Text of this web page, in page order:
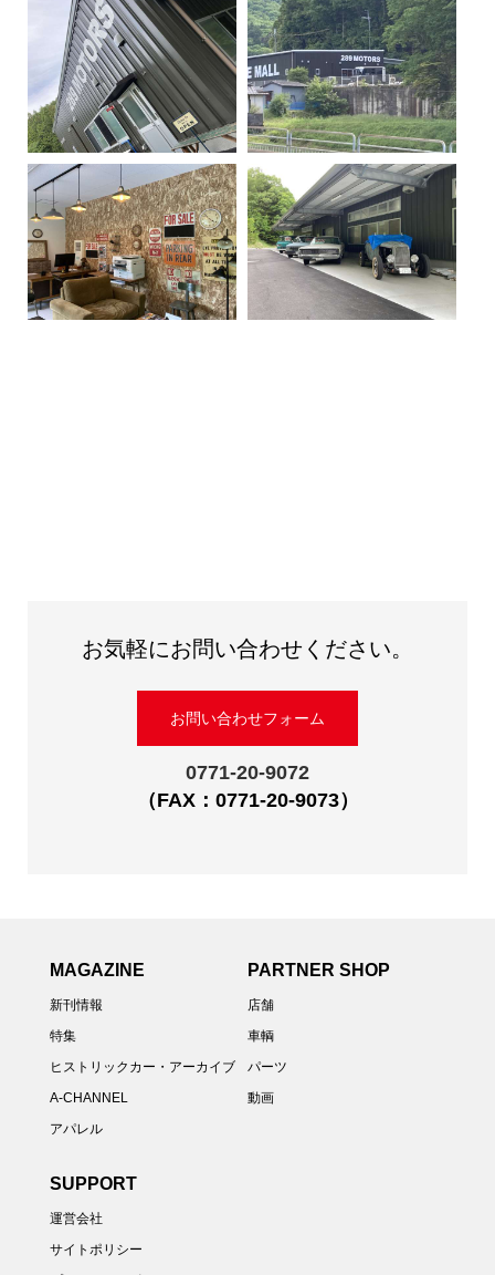
お気軽にお問い合わせください。
お問い合わせフォーム
0771-20-9072
（FAX：0771-20-9073）
MAGAZINE
新刊情報
特集
ヒストリックカー・アーカイブ
A-CHANNEL
アパレル
PARTNER SHOP
店舗
車輌
パーツ
動画
SUPPORT
運営会社
サイトポリシー